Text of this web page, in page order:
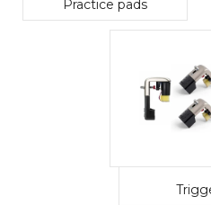
Practice pads